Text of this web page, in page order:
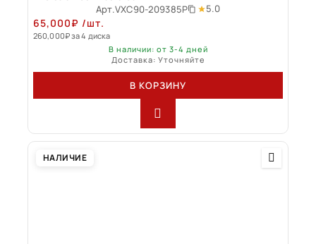
Арт.VXC90-209385P 5.0
65,000₽ /шт.
260,000₽за 4 диска
В наличии: от 3-4 дней
Доставка: Уточняйте
В КОРЗИНУ
НАЛИЧИЕ